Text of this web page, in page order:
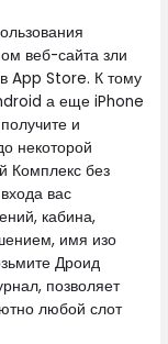
веб-сайта зли
App Store. К тому
а еще iPhone
и
некоторой
Комплекс без
вас
кабина,
имя изо
Дроид
позволяет
любой слот